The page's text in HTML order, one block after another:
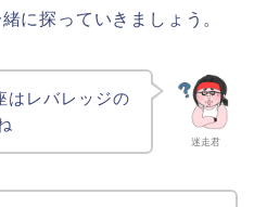
に探っていきましょう。
迷走君
はレバレッジの